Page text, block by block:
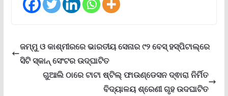
ଜମ୍ମୁ ଓ କାଶ୍ମୀରରେ ଭାରତୀୟ ସେନାର ୯୨ ବେସ୍ ହସ୍ପିଟାଲ୍‌ରେ
ସିଟି ସ୍କାନ୍ ସେଂଟର ଉଦ୍‌ଘାଟିତ
ଗୁଆଲି ଠାରେ ଟାଟା ଷ୍ଟିଲ୍ ଫାଉଣ୍ଡେସନ ଦ୍ଵାରା ନିର୍ମିତ
ବିଦ୍ୟାଳୟ ଶ୍ରେଣୀ ଗୃହ ଉଦଘାଟିତ